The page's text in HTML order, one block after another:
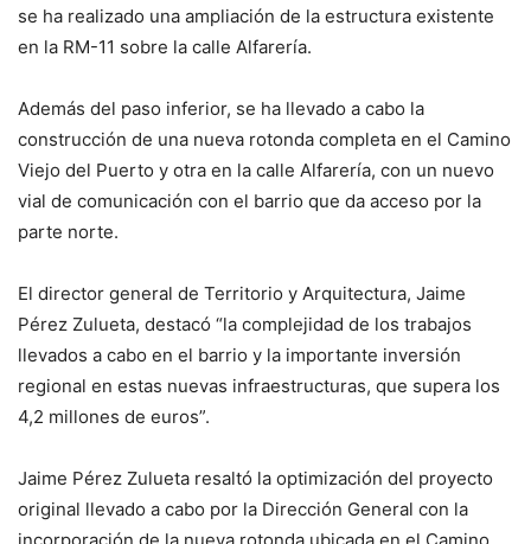
se ha realizado una ampliación de la estructura existente
en la RM-11 sobre la calle Alfarería.
Además del paso inferior, se ha llevado a cabo la
construcción de una nueva rotonda completa en el Camino
Viejo del Puerto y otra en la calle Alfarería, con un nuevo
vial de comunicación con el barrio que da acceso por la
parte norte.
El director general de Territorio y Arquitectura, Jaime
Pérez Zulueta, destacó “la complejidad de los trabajos
llevados a cabo en el barrio y la importante inversión
regional en estas nuevas infraestructuras, que supera los
4,2 millones de euros”.
Jaime Pérez Zulueta resaltó la optimización del proyecto
original llevado a cabo por la Dirección General con la
incorporación de la nueva rotonda ubicada en el Camino